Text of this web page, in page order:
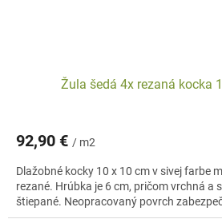
Žula šedá 4x rezaná kocka
92,90 € / m2
Dlažobné kocky 10 x 10 cm v sivej farbe
rezané. Hrúbka je 6 cm, pričom vrchná a
štiepané. Neopracovaný povrch